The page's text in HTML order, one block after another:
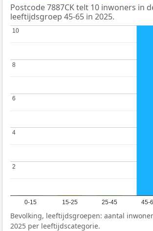
Postcode 7887CK telt 10 inwoners in
leeftijdsgroep 45-65 in 2025.
0-15 15-25 25-45 45-
2
2
4
4
6
6
8
8
10
10
Bevolking, leeftijdsgroepen: aantal
2025 per leeftijdscategorie.